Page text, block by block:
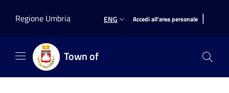
Regione Umbria
ENG Accedi all'area personale |
Town of